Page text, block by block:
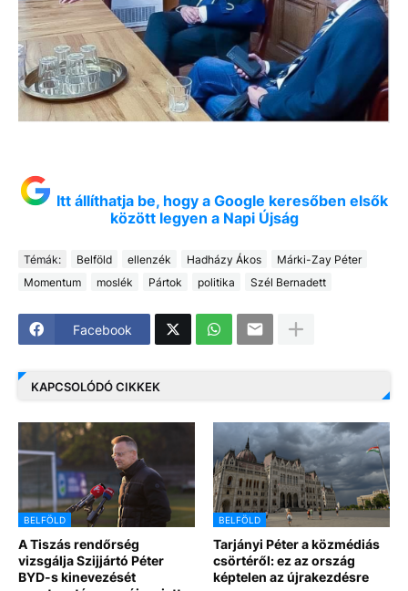
Itt állíthatja be, hogy a Google keresőben elsők
között legyen a Napi Újság
Témák: Belföld ellenzék Hadházy Ákos
Márki-Zay Péter
Momentum
moslék Pártok politika Szél Bernadett
Facebook
KAPCSOLÓDÓ CIKKEK
BELFÖLD
A Tiszás rendőrség
vizsgálja Szijjártó Péter
BYD-s kinevezését
BELFÖLD
Tarjányi Péter a közmédiás
csörtéről: ez az ország
képtelen az újrakezdésre